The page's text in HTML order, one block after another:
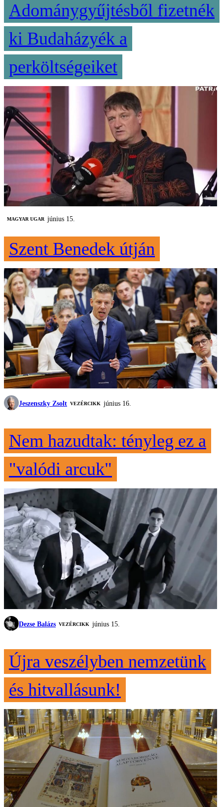
Adománygyűjtésből fizetnék
ki Budaházyék a
perköltségeiket
MAGYAR UGAR június 15.
Szent Benedek útján
Jeszenszky Zsolt VEZÉRCIKK június 16.
Nem hazudtak: tényleg ez a
"valódi arcuk"
Dezse Balázs VEZÉRCIKK június 15.
Újra veszélyben nemzetünk
és hitvallásunk!